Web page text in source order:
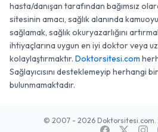
hasta/danışan tarafından bağımsız
sitesinin amacı, sağlık alanında
sağlamak, sağlık okuryazarlığını
ihtiyaçlarına uygun en iyi doktor veya
kolaylaştırmaktır. Doktorsitesi.com
Sağlayıcısını desteklemeyip herhangi
bulunmamaktadır.
© 2007 - 2026 Doktorsitesi.com.